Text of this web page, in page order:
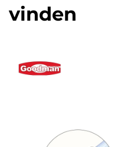
vinden